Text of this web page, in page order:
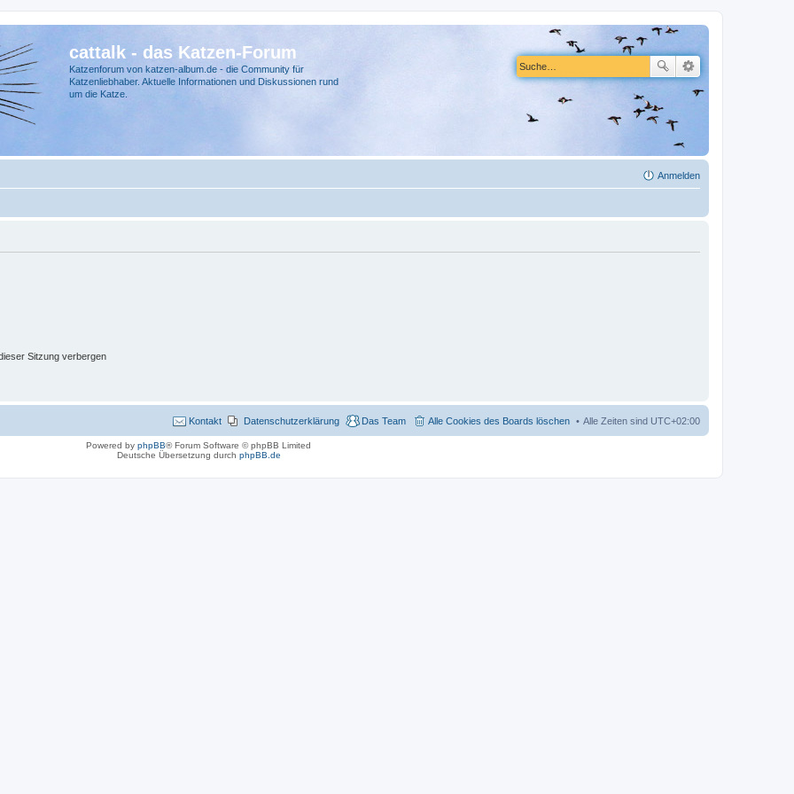
cattalk - das Katzen-Forum
Katzenforum von katzen-album.de - die Community für
Katzenliebhaber. Aktuelle Informationen und Diskussionen rund
um die Katze.
Anmelden
Sitzung verbergen
Alle Zeiten sind UTC+02:00
Alle Cookies des Boards löschen
Das Team
Datenschutzerklärung
Kontakt
Powered by phpBB® Forum Software © phpBB Limited
Deutsche Übersetzung durch phpBB.de